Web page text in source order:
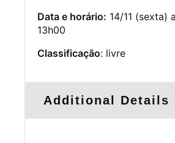
Data e horário: 14/11 (sexta)
13h00
Classificação: livre
Additional Details